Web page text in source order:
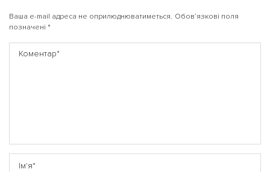
Ваша e-mail адреса не оприлюднюватиметься. Обов’язкові поля
позначені *